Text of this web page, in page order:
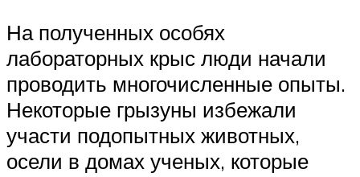
На полученных особях
лабораторных крыс люди начали
проводить многочисленные опыты.
Некоторые грызуны избежали
участи подопытных животных,
осели в домах ученых, которые